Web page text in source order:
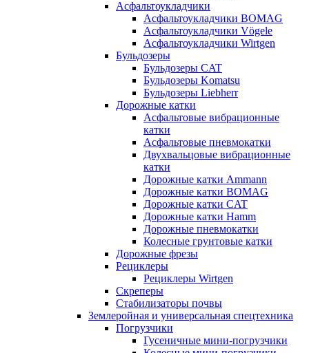
Асфальтоукладчики
Асфальтоукладчики BOMAG
Асфальтоукладчики Vögele
Асфальтоукладчики Wirtgen
Бульдозеры
Бульдозеры CAT
Бульдозеры Komatsu
Бульдозеры Liebherr
Дорожные катки
Асфальтовые вибрационные
катки
Асфальтовые пневмокатки
Двухвальцовые вибрационные
катки
Дорожные катки Ammann
Дорожные катки BOMAG
Дорожные катки CAT
Дорожные катки Hamm
Дорожные пневмокатки
Колесные грунтовые катки
Дорожные фрезы
Рециклеры
Рециклеры Wirtgen
Скреперы
Стабилизаторы почвы
Землеройная и универсальная спецтехника
Погрузчики
Гусеничные мини-погрузчики